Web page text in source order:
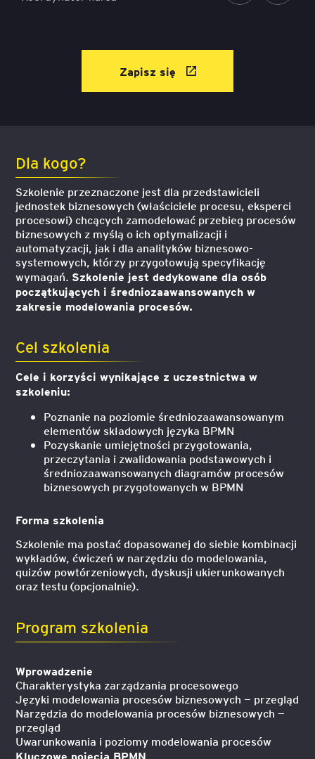
Dla kogo?
Szkolenie przeznaczone jest dla przedstawicieli
jednostek biznesowych (właściciele procesu, eksperci
procesowi) chcących zamodelować przebieg procesów
biznesowych z myślą o ich optymalizacji i
automatyzacji, jak i dla analityków biznesowo-
systemowych, którzy przygotowują specyfikację
wymagań. Szkolenie jest dedykowane dla osób
początkujących i średniozaawansowanych w
zakresie modelowania procesów.
Cel szkolenia
Cele i korzyści wynikające z uczestnictwa w
szkoleniu:
Poznanie na poziomie średniozaawansowanym
elementów składowych języka BPMN
Pozyskanie umiejętności przygotowania,
przeczytania i zwalidowania podstawowych i
średniozaawansowanych diagramów procesów
biznesowych przygotowanych w BPMN
Forma szkolenia
Szkolenie ma postać dopasowanej do siebie kombinacji
wykładów, ćwiczeń w narzędziu do modelowania,
quizów powtórzeniowych, dyskusji ukierunkowanych
oraz testu (opcjonalnie).
Program szkolenia
Wprowadzenie
Charakterystyka zarządzania procesowego
Języki modelowania procesów biznesowych — przegląd
Narzędzia do modelowania procesów biznesowych —
przegląd
Uwarunkowania i poziomy modelowania procesów
Kluczowe pojęcia BPMN
Zapisz się